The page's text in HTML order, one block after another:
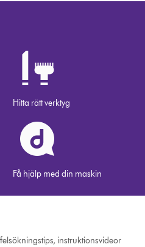
Hitta rätt verktyg
Få hjälp med din maskin
instruktionsvideor